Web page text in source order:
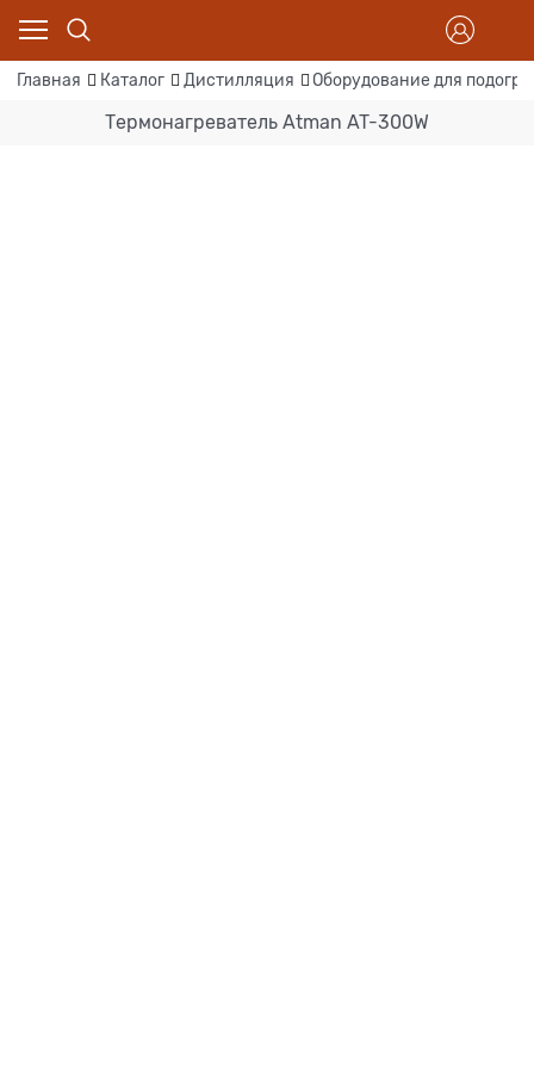
Главная Каталог Дистилляция Оборудование для
Термонагреватель Atman AT-300W